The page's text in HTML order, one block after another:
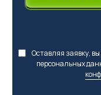
Оставляя заявку, вы
персональных